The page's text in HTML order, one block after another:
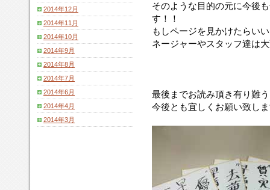
そのような目的の元に今後
す！！
もしページを見かけたらい
ネージャーやスタッフ達は
最後までお読み頂き有り難
今後とも宜しくお願い致し
2014年12月
2014年11月
2014年10月
2014年9月
2014年8月
2014年7月
2014年6月
2014年4月
2014年3月